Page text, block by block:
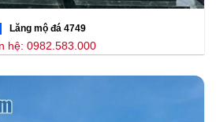
Lăng mộ đá 4749
hệ: 0982.583.000